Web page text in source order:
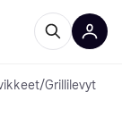
/Grillilevyt